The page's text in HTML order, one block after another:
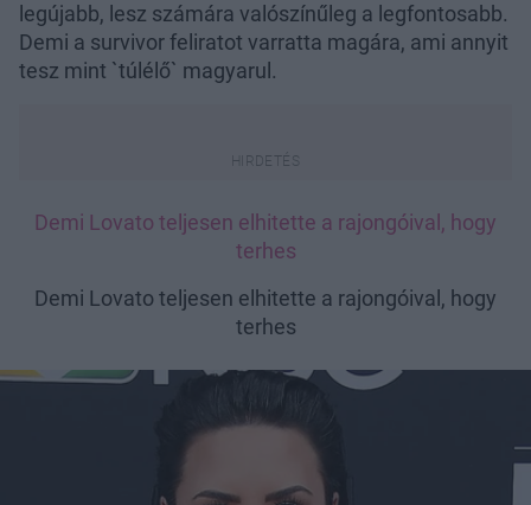
legújabb, lesz számára valószínűleg a legfontosabb.
Demi a survivor feliratot varratta magára, ami annyit
tesz mint `túlélő` magyarul.
Demi Lovato teljesen elhitette a rajongóival, hogy
terhes
Demi Lovato teljesen elhitette a rajongóival, hogy
terhes